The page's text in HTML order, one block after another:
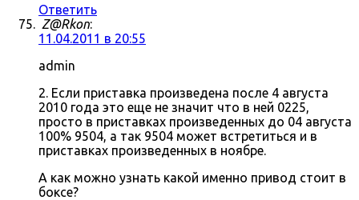
Ответить
Z@Rkon:
11.04.2011 в 20:55
admin
2. Если приставка произведена после 4 августа
2010 года это еще не значит что в ней 0225,
просто в приставках произведенных до 04 августа
100% 9504, а так 9504 может встретиться и в
приставках произведенных в ноябре.
А как можно узнать какой именно привод стоит в
боксе?